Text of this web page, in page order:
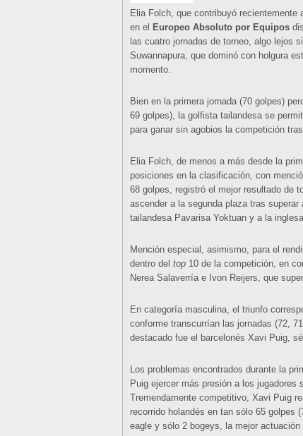
Elia Folch, que contribuyó
en el Europeo Absoluto por Equipos
las cuatro jornadas de torneo, algo lejos
Suwannapura, que dominó con holgura
momento.
Bien en la primera jornada (70 golpes)
69 golpes), la golfista tailandesa se
para ganar sin agobios la competición
Elia Folch, de menos a más desde la
posiciones en la clasificación, con
68 golpes, registró el mejor resultado de
ascender a la segunda plaza tras
tailandesa Pavarisa Yoktuan y a la
Mención especial, asimismo, para el
dentro del top 10 de la competición, en
Nerea Salaverría e Ivon Reijers, que
En categoría masculina, el triunfo
conforme transcurrían las jornadas (72,
destacado fue el barcelonés Xavi Puig,
Los problemas encontrados durante la
Puig ejercer más presión a los
Tremendamente competitivo, Xavi Puig
recorrido holandés en tan sólo 65 golpes
eagle y sólo 2 bogeys, la mejor